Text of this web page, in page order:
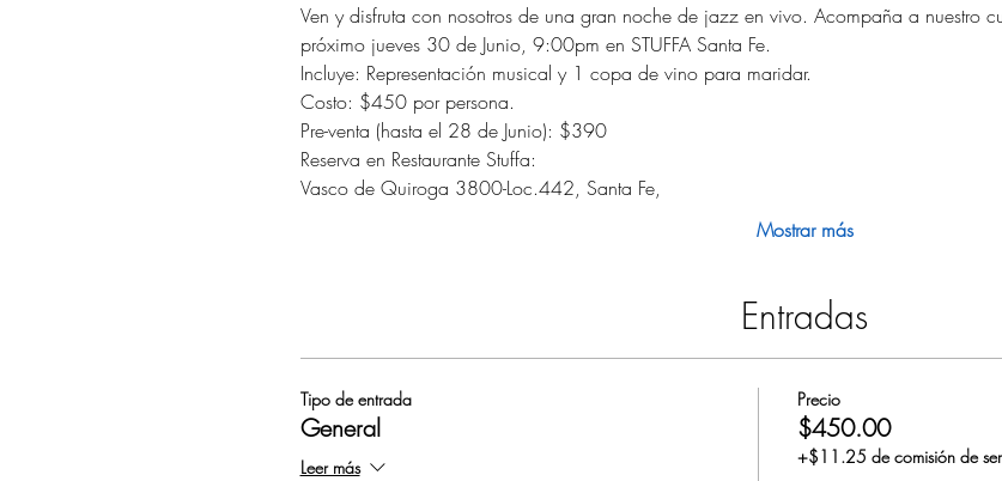
Ven y disfruta con nosotros de una gran noche de jazz en vivo. Acompaña a nuestro
próximo jueves 30 de Junio, 9:00pm en STUFFA Santa Fe.
Incluye: Representación musical y 1 copa de vino para maridar.
Costo: $450 por persona.
Pre-venta (hasta el 28 de Junio): $390
Reserva en Restaurante Stuffa:
Vasco de Quiroga 3800-Loc.442, Santa Fe,
Mostrar más
Entradas
Tipo de entrada
General
Leer más
Precio
$450.00
+$11.25 de comisión de